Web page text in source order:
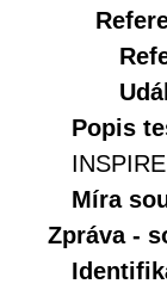
Popis
Míra
Zpráva -